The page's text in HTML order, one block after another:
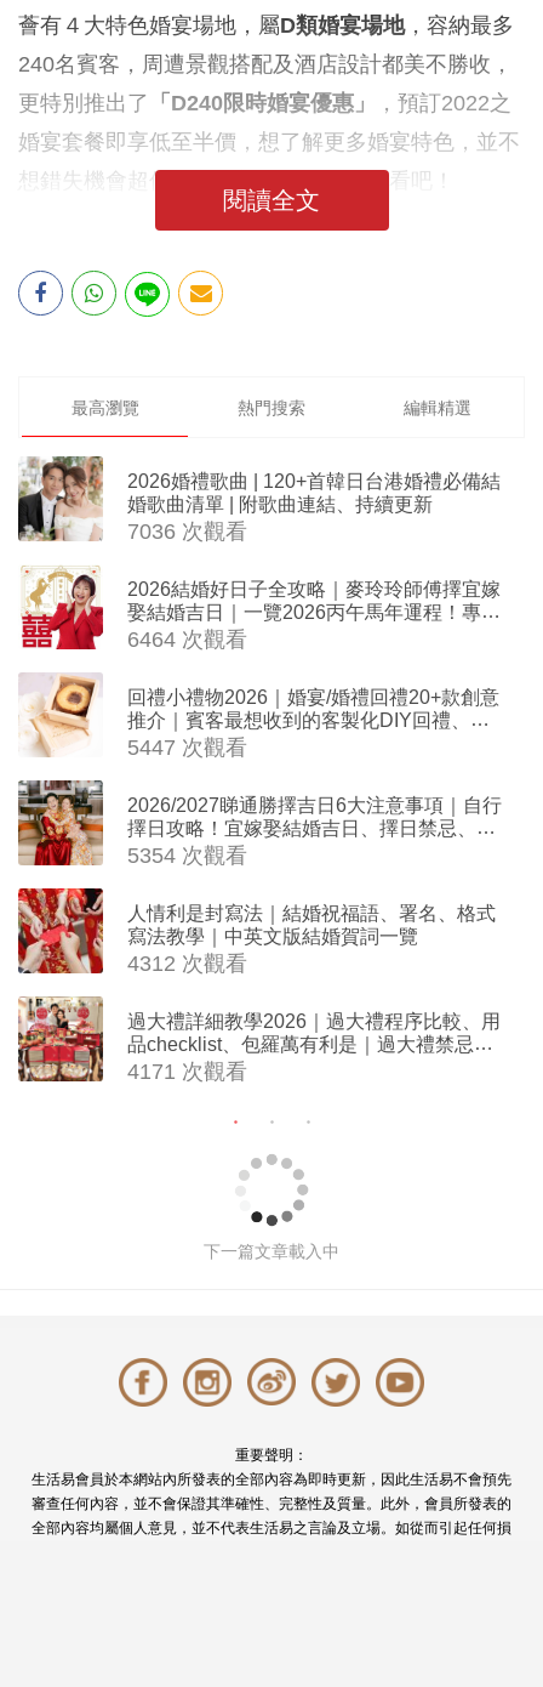
薈有４大特色婚宴場地，屬D類婚宴場地，容納最多
240名賓客，周遭景觀搭配及酒店設計都美不勝收，
更特別推出了
「 D240限時婚宴優惠」
，預訂2022之
婚宴套餐即享低至半價，想了解更多婚宴特色，並不
想錯失機會超值優惠？新人們請繼續追看吧！
閱讀全文
最高瀏覽 熱門搜索 編輯精選
2026婚禮歌曲 | 120+首韓日台港婚禮必備結
婚歌曲清單 | 附歌曲連結、持續更新
7036 次觀看
2026結婚好日子全攻略｜麥玲玲師傅擇宜嫁
娶結婚吉日｜一覽2026丙午馬年運程！專業
擇日結婚+避開沖煞生肖指南
6464 次觀看
回禮小禮物2026｜婚宴/婚禮回禮20+款創意
推介｜賓客最想收到的客製化DIY回禮、姊
妹禮物（持續更新）
5447 次觀看
2026/2027睇通勝擇吉日6大注意事項｜自行
擇日攻略！宜嫁娶結婚吉日、擇日禁忌、相
沖生肖一覽
5354 次觀看
人情利是封寫法｜結婚祝福語、署名、格式
寫法教學｜中英文版結婚賀詞一覽
4312 次觀看
過大禮詳細教學2026｜過大禮程序比較、用
品checklist、包羅萬有利是｜過大禮禁忌及
吉祥說話
4171 次觀看
【婚展推薦】灣景國際「愛．綻放」婚
宴巡禮！戶外結婚典禮套餐＋即場預訂
40324 次觀看
戶外 戶外證婚 證婚
心儀港島區「輕婚禮」婚宴場地，並想於坐擁維港景